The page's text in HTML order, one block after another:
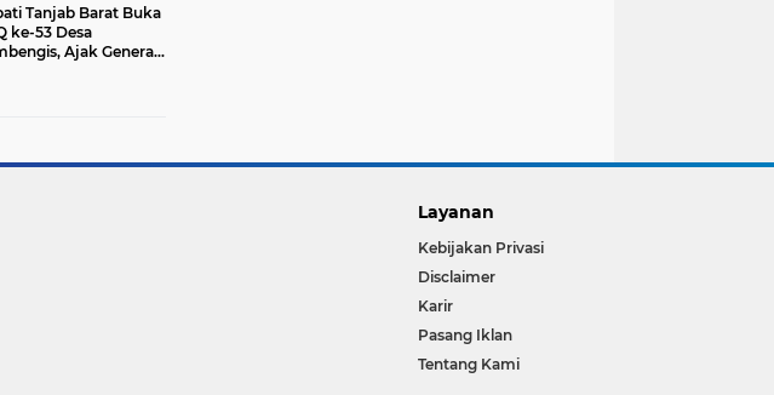
Tanjab Barat Buka
ke-53 Desa
Ajak Generasi
Layanan
Kebijakan Privasi
Disclaimer
Karir
Pasang Iklan
Tentang Kami